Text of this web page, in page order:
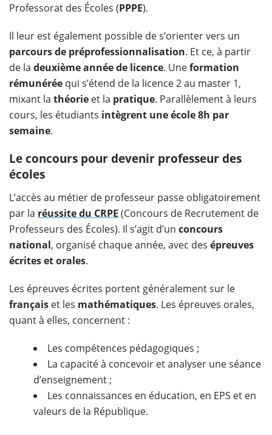
Professorat des Écoles (PPPE).
Il leur est également possible de s’orienter vers un
parcours de préprofessionnalisation. Et ce, à partir
de la deuxième année de licence. Uneformation
rémunérée qui s’étend de la licence 2 au master 1,
mixant la théorie et la pratique. Parallèlement à leurs
cours, les étudiants intègrent une école 8h par
semaine.
Le concours pour devenir professeur des
écoles
L’accès au métier de professeur passe obligatoirement
par la réussite du CRPE (Concours de Recrutement de
Professeurs des Écoles). Il s’agit d’un concours
national, organisé chaque année, avec des épreuves
écrites et orales.
Les épreuves écrites portent généralement sur le
français et les mathématiques. Les épreuves orales,
quant à elles, concernent :
Les compétences pédagogiques ;
La capacité à concevoir et analyser une séance
d’enseignement ;
Les connaissances en éducation, en EPS et en
valeurs de la République.